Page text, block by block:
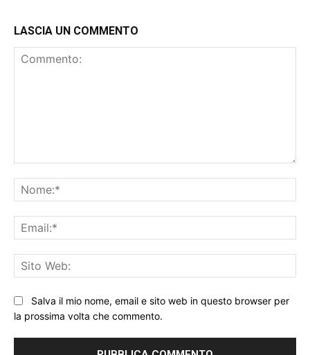
LASCIA UN COMMENTO
Salva il mio nome, email e sito web in questo browser per
la prossima volta che commento.